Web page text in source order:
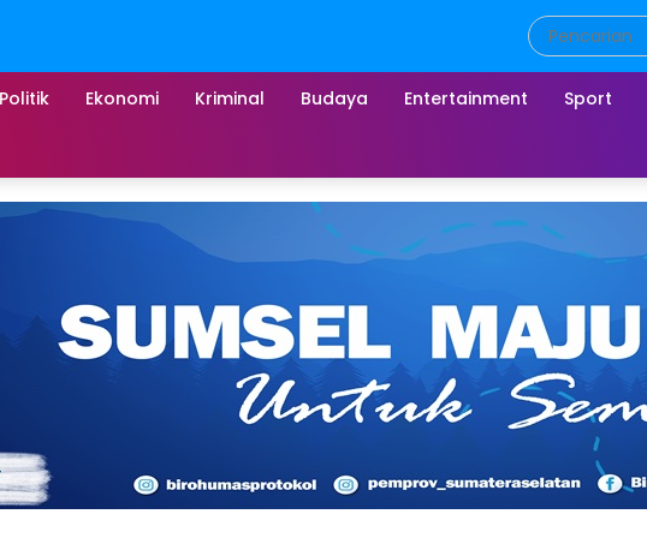
Politik Ekonomi Kriminal Budaya Entertainment Sport